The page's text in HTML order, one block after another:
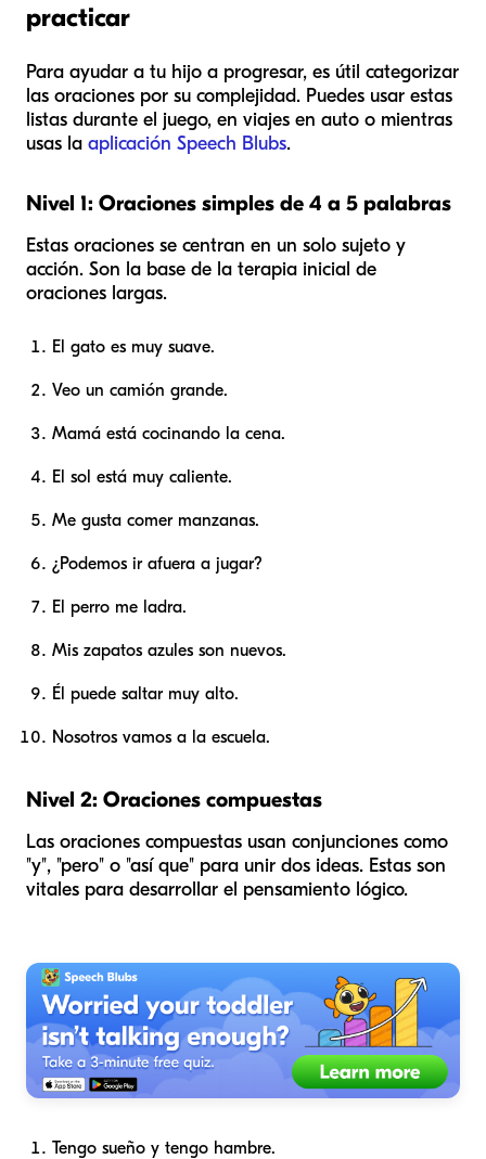
practicar
Para ayudar a tu hijo a progresar, es útil categorizar
las oraciones por su complejidad. Puedes usar estas
listas durante el juego, en viajes en auto o mientras
usas la aplicación Speech Blubs.
Nivel 1: Oraciones simples de 4 a 5 palabras
Estas oraciones se centran en un solo sujeto y
acción. Son la base de la terapia inicial de
oraciones largas.
El gato es muy suave.
Veo un camión grande.
Mamá está cocinando la cena.
El sol está muy caliente.
Me gusta comer manzanas.
¿Podemos ir afuera a jugar?
El perro me ladra.
Mis zapatos azules son nuevos.
Él puede saltar muy alto.
Nosotros vamos a la escuela.
Nivel 2: Oraciones compuestas
Las oraciones compuestas usan conjunciones como
"y", "pero" o "así que" para unir dos ideas. Estas son
vitales para desarrollar el pensamiento lógico.
Tengo sueño y tengo hambre.